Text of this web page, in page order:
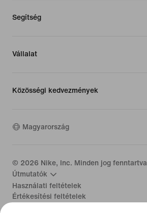
Segítség
Vállalat
Közösségi kedvezmények
Magyarország
© 2026 Nike, Inc. Minden jog fenntartva
Útmutatók
Használati feltételek
Értékesítési feltételek